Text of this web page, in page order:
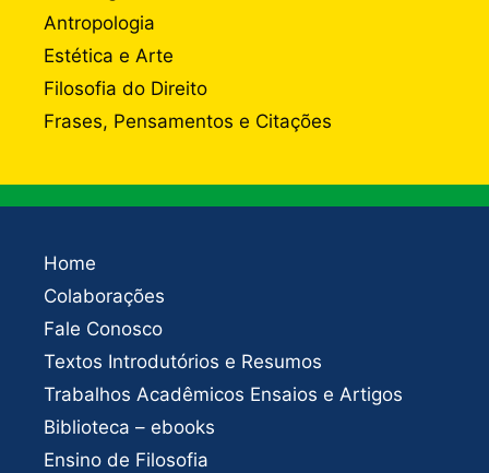
Antropologia
Estética e Arte
Filosofia do Direito
Frases, Pensamentos e Citações
Home
Colaborações
Fale Conosco
Textos Introdutórios e Resumos
Trabalhos Acadêmicos Ensaios e Artigos
Biblioteca – ebooks
Ensino de Filosofia